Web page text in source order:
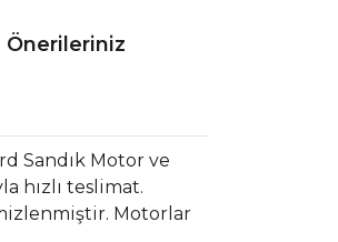
Önerileriniz
Sandık Motor ve
hızlı teslimat.
Motorlar